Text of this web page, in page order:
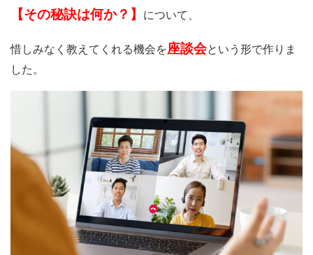
【その秘訣は何か？】
について、
惜しみなく教えてくれる機会を座談会という形で作りま
した。